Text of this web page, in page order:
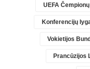
UEFA
Konferencijų
Vokietijos
Prancūzijos